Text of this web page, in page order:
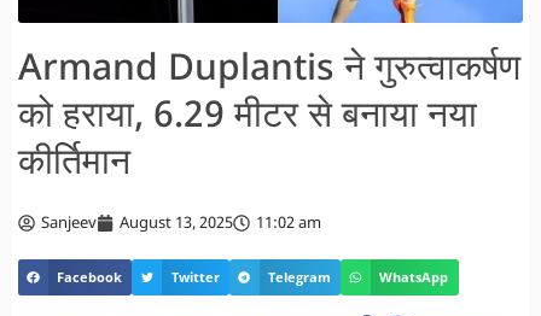
Armand Duplantis ने गुरुत्वाकर्षण
को हराया, 6.29 मीटर से बनाया नया
कीर्तिमान
Sanjeev August 13, 2025 11:02 am
Facebook Twitter Telegram WhatsApp